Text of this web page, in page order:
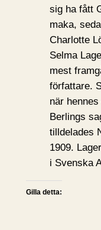
sig ha fått
maka,
Charlotte
Selma
mest
författare.
när
Berlings
tilldelades
1909.
i Svenska
Gilla detta: